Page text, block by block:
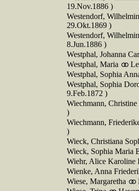
19.Nov.1886 )
Westendorf,
29.Okt.1869 )
Westendorf,
8.Jun.1886 )
Westphal, Johanna
Westphal, Maria
Westphal, Sophia
Westphal, Sophia
9.Feb.1872 )
Wiechmann,
)
Wiechmann,
)
Wieck, Christiana
Wieck, Sophia Maria
Wiehr, Alice Karoline
Wienke, Anna
Wiese, Margaretha